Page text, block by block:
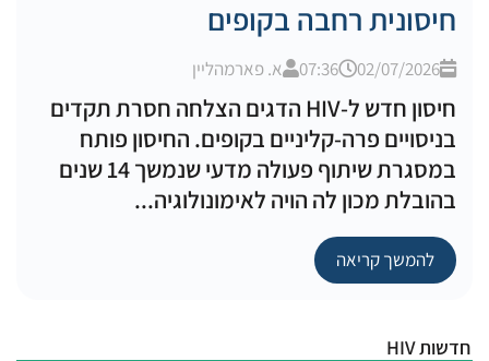
חיסונית רחבה בקופים
02/07/2026
07:36 א. פארמהליין
חיסון חדש ל-HIV הדגים הצלחה חסרת תקדים
בניסויים פרה-קליניים בקופים. החיסון פותח
במסגרת שיתוף פעולה מדעי שנמשך 14 שנים
בהובלת מכון לה הויה לאימונולוגיה...
להמשך קריאה
חדשות HIV